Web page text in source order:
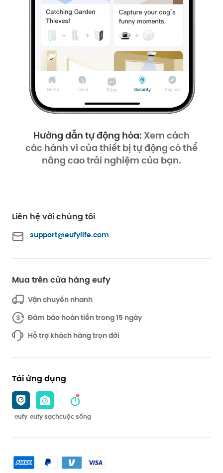
Hướng dẫn tự động hóa: Xem cách
các hành vi của thiết bị tự động có thể
nâng cao trải nghiệm của bạn.
Liên hệ với chúng tôi
support@eufylife.com
Mua trên cửa hàng eufy
Vận chuyển nhanh
Đảm bảo hoàn tiền trong 15 ngày
Hỗ trợ khách hàng trọn đời
Tải ứng dụng
eufy eufy sạchcuộc sống